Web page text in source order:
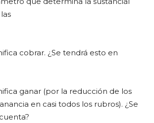
cobrar. ¿Se tendrá esto en
ganar (por la reducción de los
en casi todos los rubros). ¿Se